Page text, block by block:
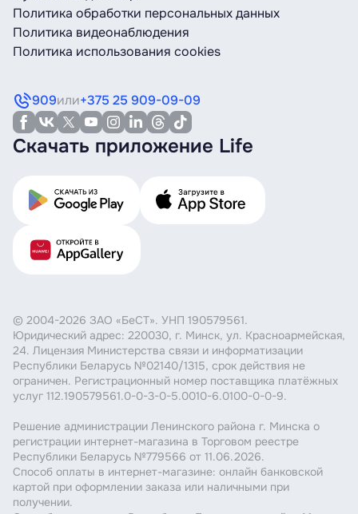
Политика обработки персональных данных
Политика видеонаблюдения
Политика использования cookies
909или+375 25 909-09-09
Скачать приложение Life
© 2004-2026 ЗАО «БеСТ». УНП 190579561.
Юридический адрес: 220030, г. Минск, ул. Красноармейская,
24. Лицензия Министерства связи и информатизации
Республики Беларусь №02140/1315, срок действия не
ограничен. Регистрационный номер поставщика платёжных
услуг 112.190579561.0-0-3-0-5.0010-6.0100-0-0-9.
Решение администрации Ленинского района г. Минска о
регистрации интернет-магазина в Торговом реестре
Республики Беларусь №779566 от 11.06.2026.
Способ оплаты в интернет-магазине: онлайн банковской
картой при оформлении заказа или наличными при
получении.